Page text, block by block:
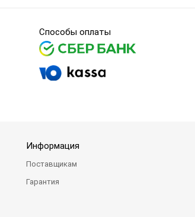
Способы оплаты
Информация
Поставщикам
Гарантия